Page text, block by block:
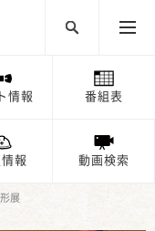
情報 番組表
報 動画検索
展